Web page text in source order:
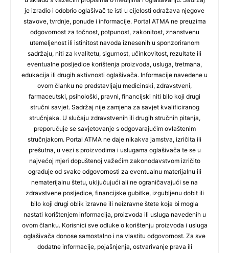
je izradio i odobrio oglašivač te isti u cijelosti odražava njegove
stavove, tvrdnje, ponude i informacije. Portal ATMA ne preuzima
odgovornost za točnost, potpunost, zakonitost, znanstvenu
utemeljenost ili istinitost navoda iznesenih u sponzoriranom
sadržaju, niti za kvalitetu, sigurnost, učinkovitost, rezultate ili
eventualne posljedice korištenja proizvoda, usluga, tretmana,
edukacija ili drugih aktivnosti oglašivača. Informacije navedene u
ovom članku ne predstavljaju medicinski, zdravstveni,
farmaceutski, psihološki, pravni, financijski niti bilo koji drugi
stručni savjet. Sadržaj nije zamjena za savjet kvalificiranog
stručnjaka. U slučaju zdravstvenih ili drugih stručnih pitanja,
preporučuje se savjetovanje s odgovarajućim ovlaštenim
stručnjakom. Portal ATMA ne daje nikakva jamstva, izričita ili
prešutna, u vezi s proizvodima i uslugama oglašivača te se u
najvećoj mjeri dopuštenoj važećim zakonodavstvom izričito
ograđuje od svake odgovornosti za eventualnu materijalnu ili
nematerijalnu štetu, uključujući ali ne ograničavajući se na
zdravstvene posljedice, financijske gubitke, izgubljenu dobit ili
bilo koji drugi oblik izravne ili neizravne štete koja bi mogla
nastati korištenjem informacija, proizvoda ili usluga navedenih u
ovom članku. Korisnici sve odluke o korištenju proizvoda i usluga
oglašivača donose samostalno i na vlastitu odgovornost. Za sve
dodatne informacije, pojašnjenja, ostvarivanje prava ili